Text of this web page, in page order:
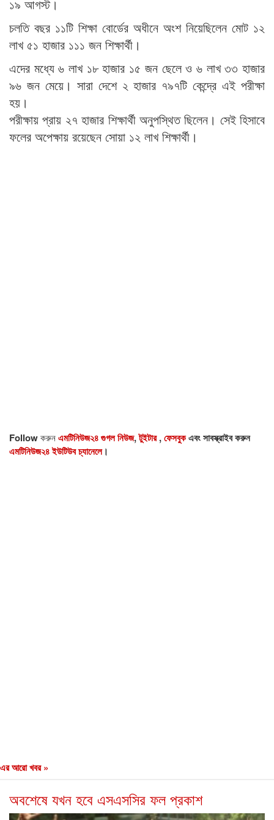
১৯ আগস্ট।
চলতি বছর ১১টি শিক্ষা বোর্ডের অধীনে অংশ নিয়েছিলেন মোট ১২
লাখ ৫১ হাজার ১১১ জন শিক্ষার্থী।
এদের মধ্যে ৬ লাখ ১৮ হাজার ১৫ জন ছেলে ও ৬ লাখ ৩৩ হাজার
৯৬ জন মেয়ে। সারা দেশে ২ হাজার ৭৯৭টি কেন্দ্রে এই পরীক্ষা
হয়।
পরীক্ষায় প্রায় ২৭ হাজার শিক্ষার্থী অনুপস্থিত ছিলেন। সেই হিসাবে
ফলের অপেক্ষায় রয়েছেন সোয়া ১২ লাখ শিক্ষার্থী।
Followকরুনএমটিনিউজ২৪ গুগল নিউজ,টুইটার,ফেসবুকএবং সাবস্ক্রাইব করুন
এমটিনিউজ২৪ ইউটিউব চ্যানেলে।
এর আরো খবর »
অবশেষে যখন হবে এসএসসির ফল প্রকাশ